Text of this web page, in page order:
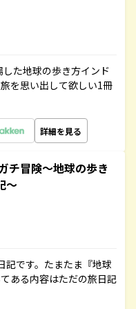
た地球の歩き方インド
を思い出して欲しい1冊
詳細を見る
チ冒険～地球の歩き
～
記です。たまたま『地球
ある内容はただの旅日記